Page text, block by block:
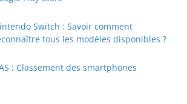
Switch : Savoir comment
tous les modèles disponibles ?
: Classement des smartphones